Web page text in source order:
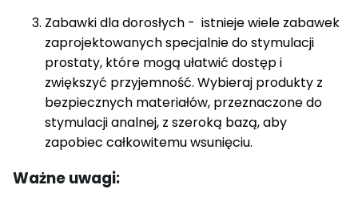
Zabawki dla dorosłych - istnieje wiele zabawek
zaprojektowanych specjalnie do stymulacji
prostaty, które mogą ułatwić dostęp i
zwiększyć przyjemność. Wybieraj produkty z
bezpiecznych materiałów, przeznaczone do
stymulacji analnej, z szeroką bazą, aby
zapobiec całkowitemu wsunięciu.
Ważne uwagi: